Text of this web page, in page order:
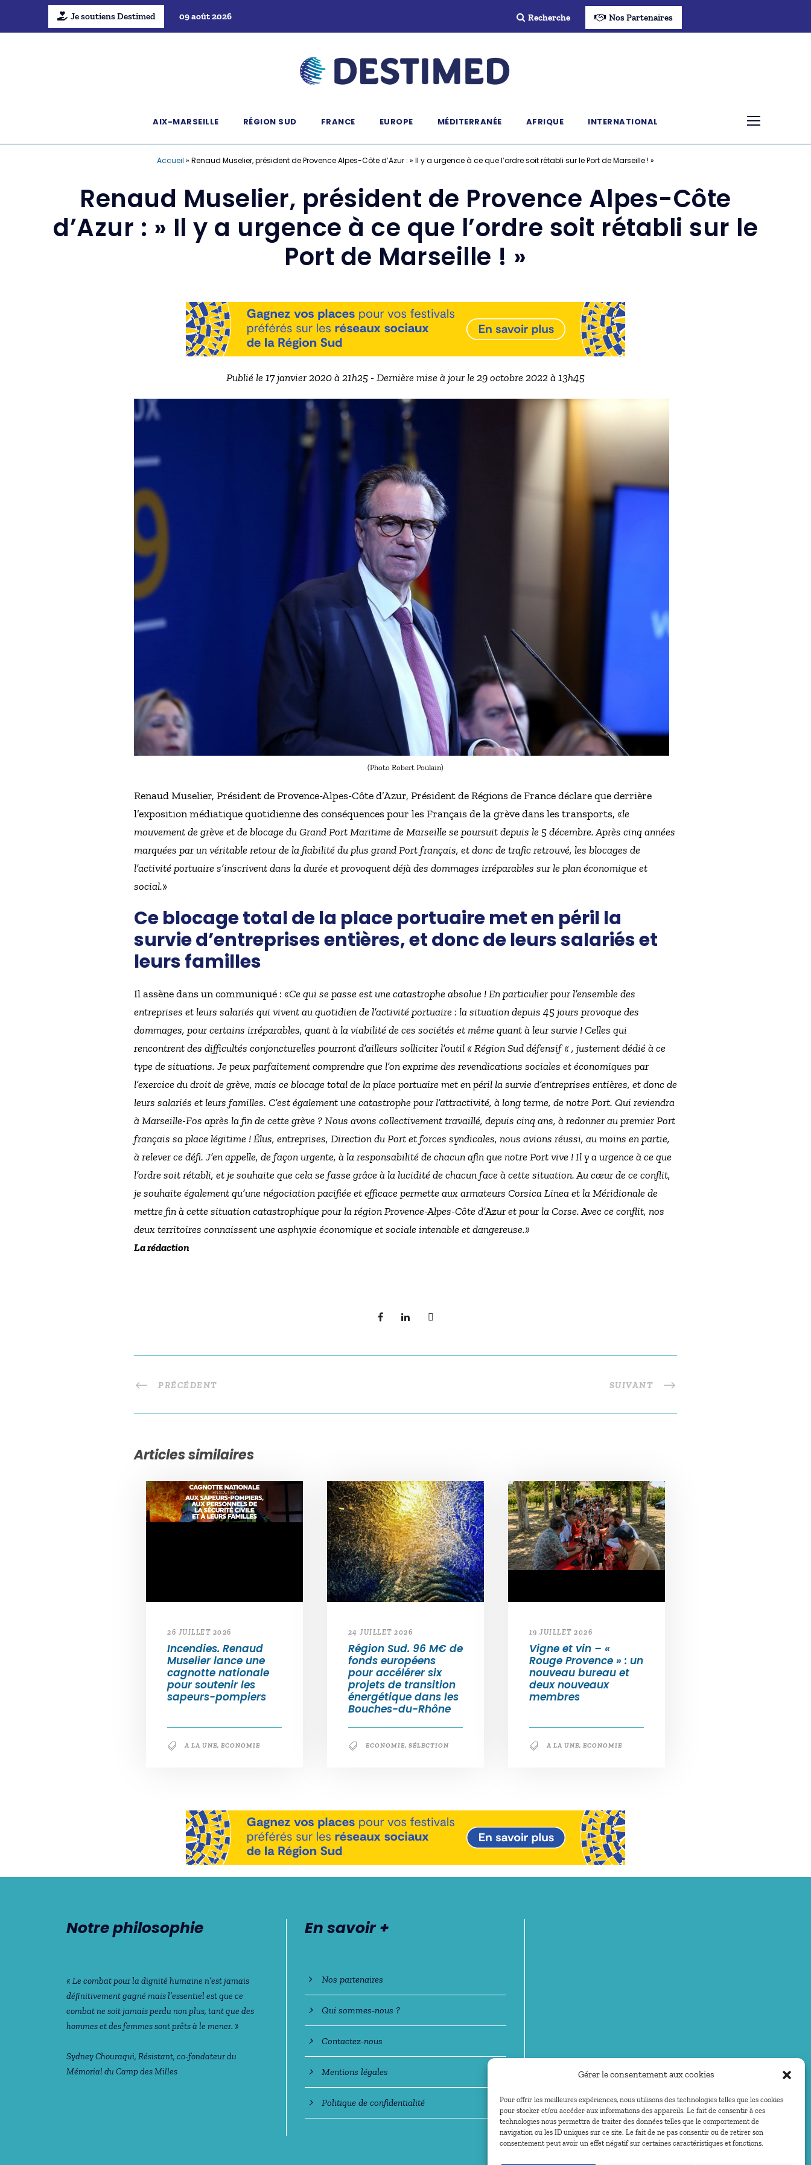
Gérer le consentement aux cookies
Pour offrir les meilleures expériences, nous utilisons des technologies telles que les cookies
pour stocker et/ou accéder aux informations des appareils. Le fait de consentir à ces
technologies nous permettra de traiter des données telles que le comportement de
navigation ou les ID uniques sur ce site. Le fait de ne pas consentir ou de retirer son
consentement peut avoir un effet négatif sur certaines caractéristiques et fonctions.
Je soutiens Destimed 09 août 2026 Recherche Nos Partenaires
AIX-MARSEILLE RÉGION SUD FRANCE EUROPE MÉDITERRANÉE AFRIQUE INTERNATIONAL
Accueil » Renaud Muselier, président de Provence Alpes-Côte d’Azur : » Il y a urgence à ce que l’ordre soit rétabli sur le Port de Marseille ! »
Renaud Muselier, président de Provence Alpes-Côte
d’Azur : » Il y a urgence à ce que l’ordre soit rétabli sur le
Port de Marseille ! »
Publié le 17 janvier 2020 à 21h25 - Dernière mise à jour le 29 octobre 2022 à 13h45
(Photo Robert Poulain)
Renaud Muselier, Président de Provence-Alpes-Côte d’Azur, Président de Régions de France déclare que derrière
l’exposition médiatique quotidienne des conséquences pour les Français de la grève dans les transports, «le
mouvement de grève et de blocage du Grand Port Maritime de Marseille se poursuit depuis le 5 décembre. Après cinq années
marquées par un véritable retour de la fiabilité du plus grand Port français, et donc de trafic retrouvé, les blocages de
l’activité portuaire s’inscrivent dans la durée et provoquent déjà des dommages irréparables sur le plan économique et
social.»
Ce blocage total de la place portuaire met en péril la
survie d’entreprises entières, et donc de leurs salariés et
leurs familles
Il assène dans un communiqué : «Ce qui se passe est une catastrophe absolue ! En particulier pour l’ensemble des
entreprises et leurs salariés qui vivent au quotidien de l’activité portuaire : la situation depuis 45 jours provoque des
dommages, pour certains irréparables, quant à la viabilité de ces sociétés et même quant à leur survie ! Celles qui
rencontrent des difficultés conjoncturelles pourront d’ailleurs solliciter l’outil « Région Sud défensif « , justement dédié à ce
type de situations. Je peux parfaitement comprendre que l’on exprime des revendications sociales et économiques par
l’exercice du droit de grève, mais ce blocage total de la place portuaire met en péril la survie d’entreprises entières, et donc de
leurs salariés et leurs familles. C’est également une catastrophe pour l’attractivité, à long terme, de notre Port. Qui reviendra
à Marseille-Fos après la fin de cette grève ? Nous avons collectivement travaillé, depuis cinq ans, à redonner au premier Port
français sa place légitime ! Élus, entreprises, Direction du Port et forces syndicales, nous avions réussi, au moins en partie,
à relever ce défi. J’en appelle, de façon urgente, à la responsabilité de chacun afin que notre Port vive ! Il y a urgence à ce que
l’ordre soit rétabli, et je souhaite que cela se fasse grâce à la lucidité de chacun face à cette situation. Au cœur de ce conflit,
je souhaite également qu’une négociation pacifiée et efficace permette aux armateurs Corsica Linea et la Méridionale de
mettre fin à cette situation catastrophique pour la région Provence-Alpes-Côte d’Azur et pour la Corse. Avec ce conflit, nos
deux territoires connaissent une asphyxie économique et sociale intenable et dangereuse.»
La rédaction
PRÉCÉDENT SUIVANT
Articles similaires
26 JUILLET 2026
Incendies. Renaud
Muselier lance une
cagnotte nationale
pour soutenir les
sapeurs-pompiers
A LA UNE, ECONOMIE
24 JUILLET 2026
Région Sud. 96 M€ de
fonds européens
pour accélérer six
projets de transition
énergétique dans les
Bouches-du-Rhône
ECONOMIE, SÉLECTION
19 JUILLET 2026
Vigne et vin – «
Rouge Provence » : un
nouveau bureau et
deux nouveaux
membres
A LA UNE, ECONOMIE
Notre philosophie
« Le combat pour la dignité humaine n’est jamais
déﬁnitivement gagné mais l’essentiel est que ce
combat ne soit jamais perdu non plus, tant que des
hommes et des femmes sont prêts à le mener. »
Sydney Chouraqui, Résistant, co-fondateur du
Mémorial du Camp des Milles
En savoir +
Nos partenaires
Qui sommes-nous ?
Contactez-nous
Mentions légales
Politique de confidentialité